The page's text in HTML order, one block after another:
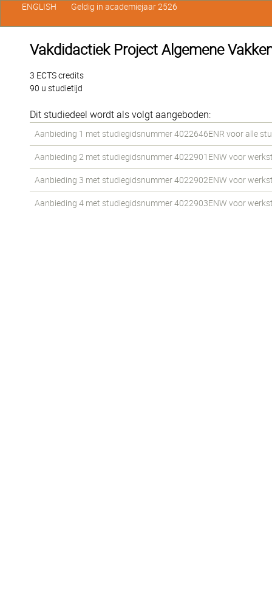
Vakdidactiek Project Algemene
3 ECTS credits
90 u studietijd
Dit studiedeel wordt als volgt aangeboden:
Aanbieding 1 met studiegidsnummer 4022646ENR voor alle
Aanbieding 2 met studiegidsnummer 4022901ENW voor
Aanbieding 3 met studiegidsnummer 4022902ENW voor
Aanbieding 4 met studiegidsnummer 4022903ENW voor
ENGLISH Geldig in academiejaar 2526